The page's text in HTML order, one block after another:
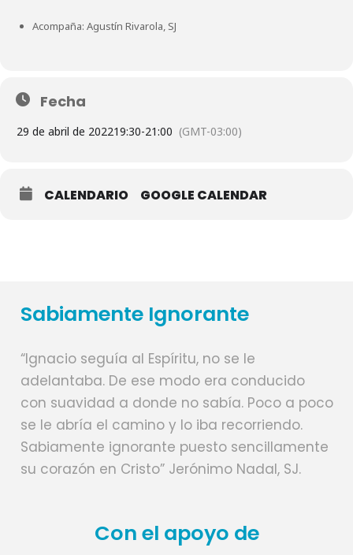
Acompaña: Agustín Rivarola, SJ
Fecha
29 de abril de 202219:30-21:00 (GMT-03:00)
CALENDARIO GOOGLE CALENDAR
Sabiamente Ignorante
“Ignacio seguía al Espíritu, no se le
adelantaba. De ese modo era conducido
con suavidad a donde no sabía. Poco a poco
se le abría el camino y lo iba recorriendo.
Sabiamente ignorante puesto sencillamente
su corazón en Cristo” Jerónimo Nadal, SJ.
Con el apoyo de